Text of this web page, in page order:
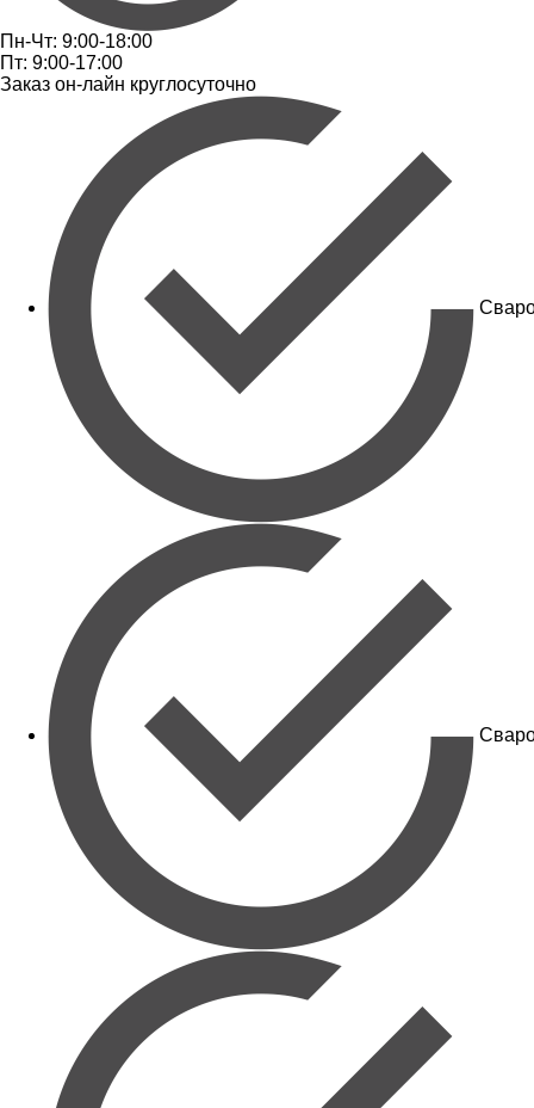
Пн-Чт: 9:00-18:00
Пт: 9:00-17:00
Заказ он-лайн круглосуточно